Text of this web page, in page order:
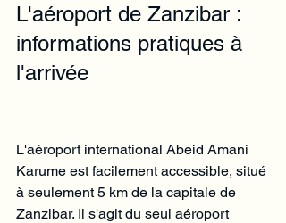
L'aéroport de Zanzibar :
informations pratiques à
l'arrivée
L'aéroport international Abeid Amani
Karume est facilement accessible, situé
à seulement 5 km de la capitale de
Zanzibar. Il s'agit du seul aéroport